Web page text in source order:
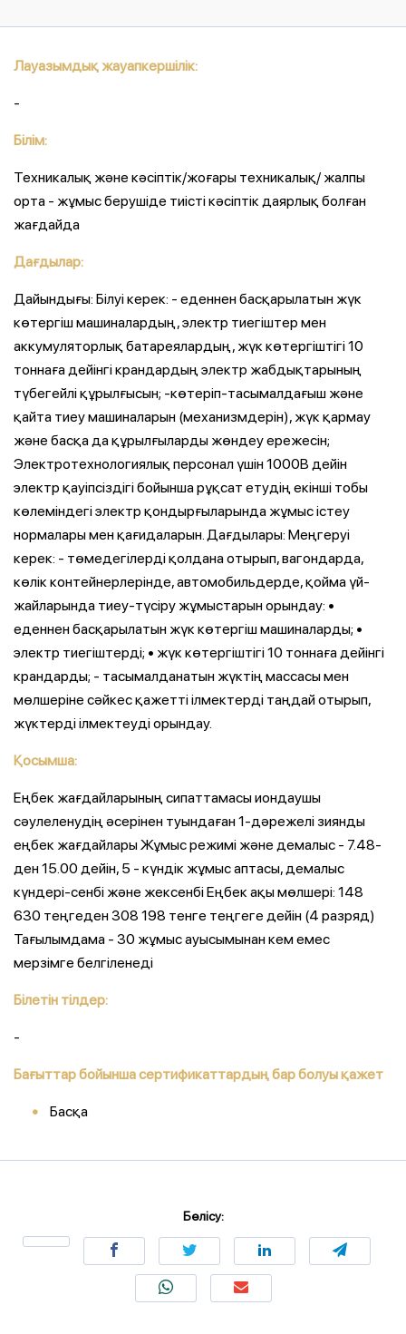
Лауазымдық жауапкершілік:
-
Білім:
Техникалық және кәсіптік/жоғары техникалық/ жалпы
орта - жұмыс берушіде тиісті кәсіптік даярлық болған
жағдайда
Дағдылар:
Дайындығы: Білуі керек: - еденнен басқарылатын жүк
көтергіш машиналардың, электр тиегіштер мен
аккумуляторлық батареялардың, жүк көтергіштігі 10
тоннаға дейінгі крандардың электр жабдықтарының
түбегейлі құрылғысын; -көтеріп-тасымалдағыш және
қайта тиеу машиналарын (механизмдерін), жүк қармау
және басқа да құрылғыларды жөндеу ережесін;
Электротехнологиялық персонал үшін 1000В дейін
электр қауіпсіздігі бойынша рұқсат етудің екінші тобы
көлеміндегі электр қондырғыларында жұмыс істеу
нормалары мен қағидаларын. Дағдылары: Меңгеруі
керек: - төмедегілерді қолдана отырып, вагондарда,
көлік контейнерлерінде, автомобильдерде, қойма үй-
жайларында тиеу-түсіру жұмыстарын орындау: •
еденнен басқарылатын жүк көтергіш машиналарды; •
электр тиегіштерді; • жүк көтергіштігі 10 тоннаға дейінгі
крандарды; - тасымалданатын жүктің массасы мен
мөлшеріне сәйкес қажетті ілмектерді таңдай отырып,
жүктерді ілмектеуді орындау.
Қосымша:
Еңбек жағдайларының сипаттамасы иондаушы
сәулеленудің әсерінен туындаған 1-дәрежелі зиянды
еңбек жағдайлары Жұмыс режимі және демалыс - 7.48-
ден 15.00 дейін, 5 - күндік жұмыс аптасы, демалыс
күндері-сенбі және жексенбі Еңбек ақы мөлшері: 148
630 теңгеден 308 198 тенге теңгеге дейін (4 разряд)
Тағылымдама - 30 жұмыс ауысымынан кем емес
мерзімге белгіленеді
Білетін тілдер:
-
Бағыттар бойынша сертификаттардың бар болуы қажет
Басқа
Бөлісу: